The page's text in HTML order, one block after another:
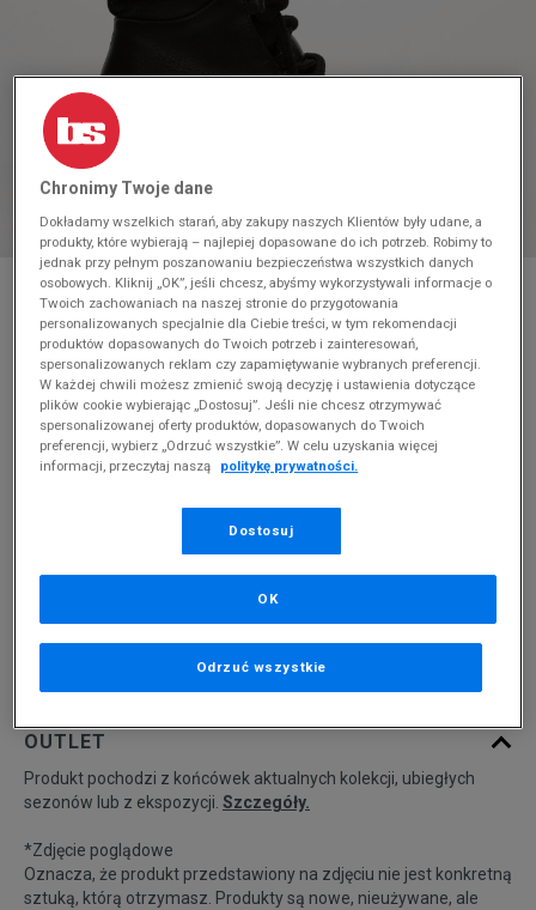
* Zdjęcie poglądowe
SYMBIOSIS BOOTS LUELLA
Produkt pochodzi z końcówek aktualnych kolekcji, ubiegłych
sezonów lub z ekspozycji.Szczegóły.
319,99 zł
PRODUKT NIEDOSTĘPNY
Jeśli artykuł będzie ponownie dostępny, otrzymasz od nas
Rozmiary EU Rozmiary US
36 Powiadom o dostępności
37
OUTLET
Produkt pochodzi z końcówek aktualnych kolekcji, ubiegłych
sezonów lub z ekspozycji. Szczegóły.
*Zdjęcie poglądowe
Oznacza, że produkt przedstawiony na zdjęciu nie jest konkretną
sztuką, którą otrzymasz. Produkty są nowe, nieużywane, ale
Chronimy Twoje dane
Dokładamy wszelkich starań, aby zakupy naszych Klientów były udane, a
produkty, które wybierają – najlepiej dopasowane do ich potrzeb. Robimy to
jednak przy pełnym poszanowaniu bezpieczeństwa wszystkich danych
osobowych. Kliknij „OK”, jeśli chcesz, abyśmy wykorzystywali informacje o
Twoich zachowaniach na naszej stronie do przygotowania
personalizowanych specjalnie dla Ciebie treści, w tym rekomendacji
produktów dopasowanych do Twoich potrzeb i zainteresowań,
spersonalizowanych reklam czy zapamiętywanie wybranych preferencji.
W każdej chwili możesz zmienić swoją decyzję i ustawienia dotyczące
plików cookie wybierając „Dostosuj”. Jeśli nie chcesz otrzymywać
spersonalizowanej oferty produktów, dopasowanych do Twoich
preferencji, wybierz „Odrzuć wszystkie”. W celu uzyskania więcej
informacji, przeczytaj naszą
politykę prywatności.
Dostosuj
Odrzuć wszystkie
OK